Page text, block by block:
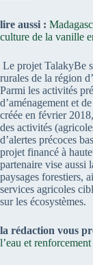
lire aussi :
culture de la vanille
Le projet TalakyBe
rurales de la région
Parmi les activités
d’aménagement et
créée en février
des activités
d’alertes précoces
projet financé à
partenaire vise aussi
paysages forestiers,
services agricoles
sur les écosystèmes.
la rédaction vous
l’eau et